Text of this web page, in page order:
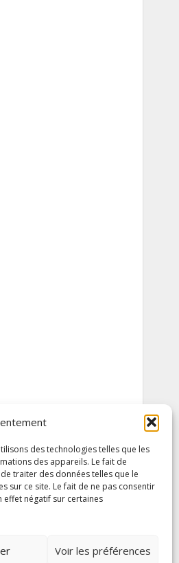
des technologies telles que les
des appareils. Le fait de
traiter des données telles que le
sur ce site. Le fait de ne pas consentir
négatif sur certaines
Voir les préférences